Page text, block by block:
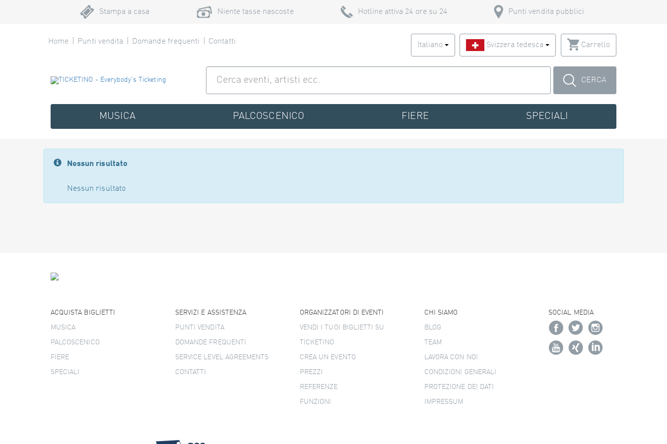
Stampa a casa Niente tasse nascoste Hotline attiva 24 ore su 24 Punti vendita pubblici
Home Punti vendita Domande frequenti Contatti Italiano Svizzera tedesca Carrello
CERCA
MUSICA PALCOSCENICO FIERE SPECIALI
Nessun risultato
Nessun risultato
ACQUISTA BIGLIETTI
MUSICA
PALCOSCENICO
FIERE
SPECIALI
SERVIZI E ASSISTENZA
PUNTI VENDITA
DOMANDE FREQUENTI
SERVICE LEVEL AGREEMENTS
CONTATTI
ORGANIZZATORI DI EVENTI
VENDI I TUOI BIGLIETTI SU
TICKETINO
CREA UN EVENTO
PREZZI
REFERENZE
FUNZIONI
CHI SIAMO
BLOG
TEAM
LAVORA CON NOI
CONDIZIONI GENERALI
PROTEZIONE DEI DATI
IMPRESSUM
SOCIAL MEDIA